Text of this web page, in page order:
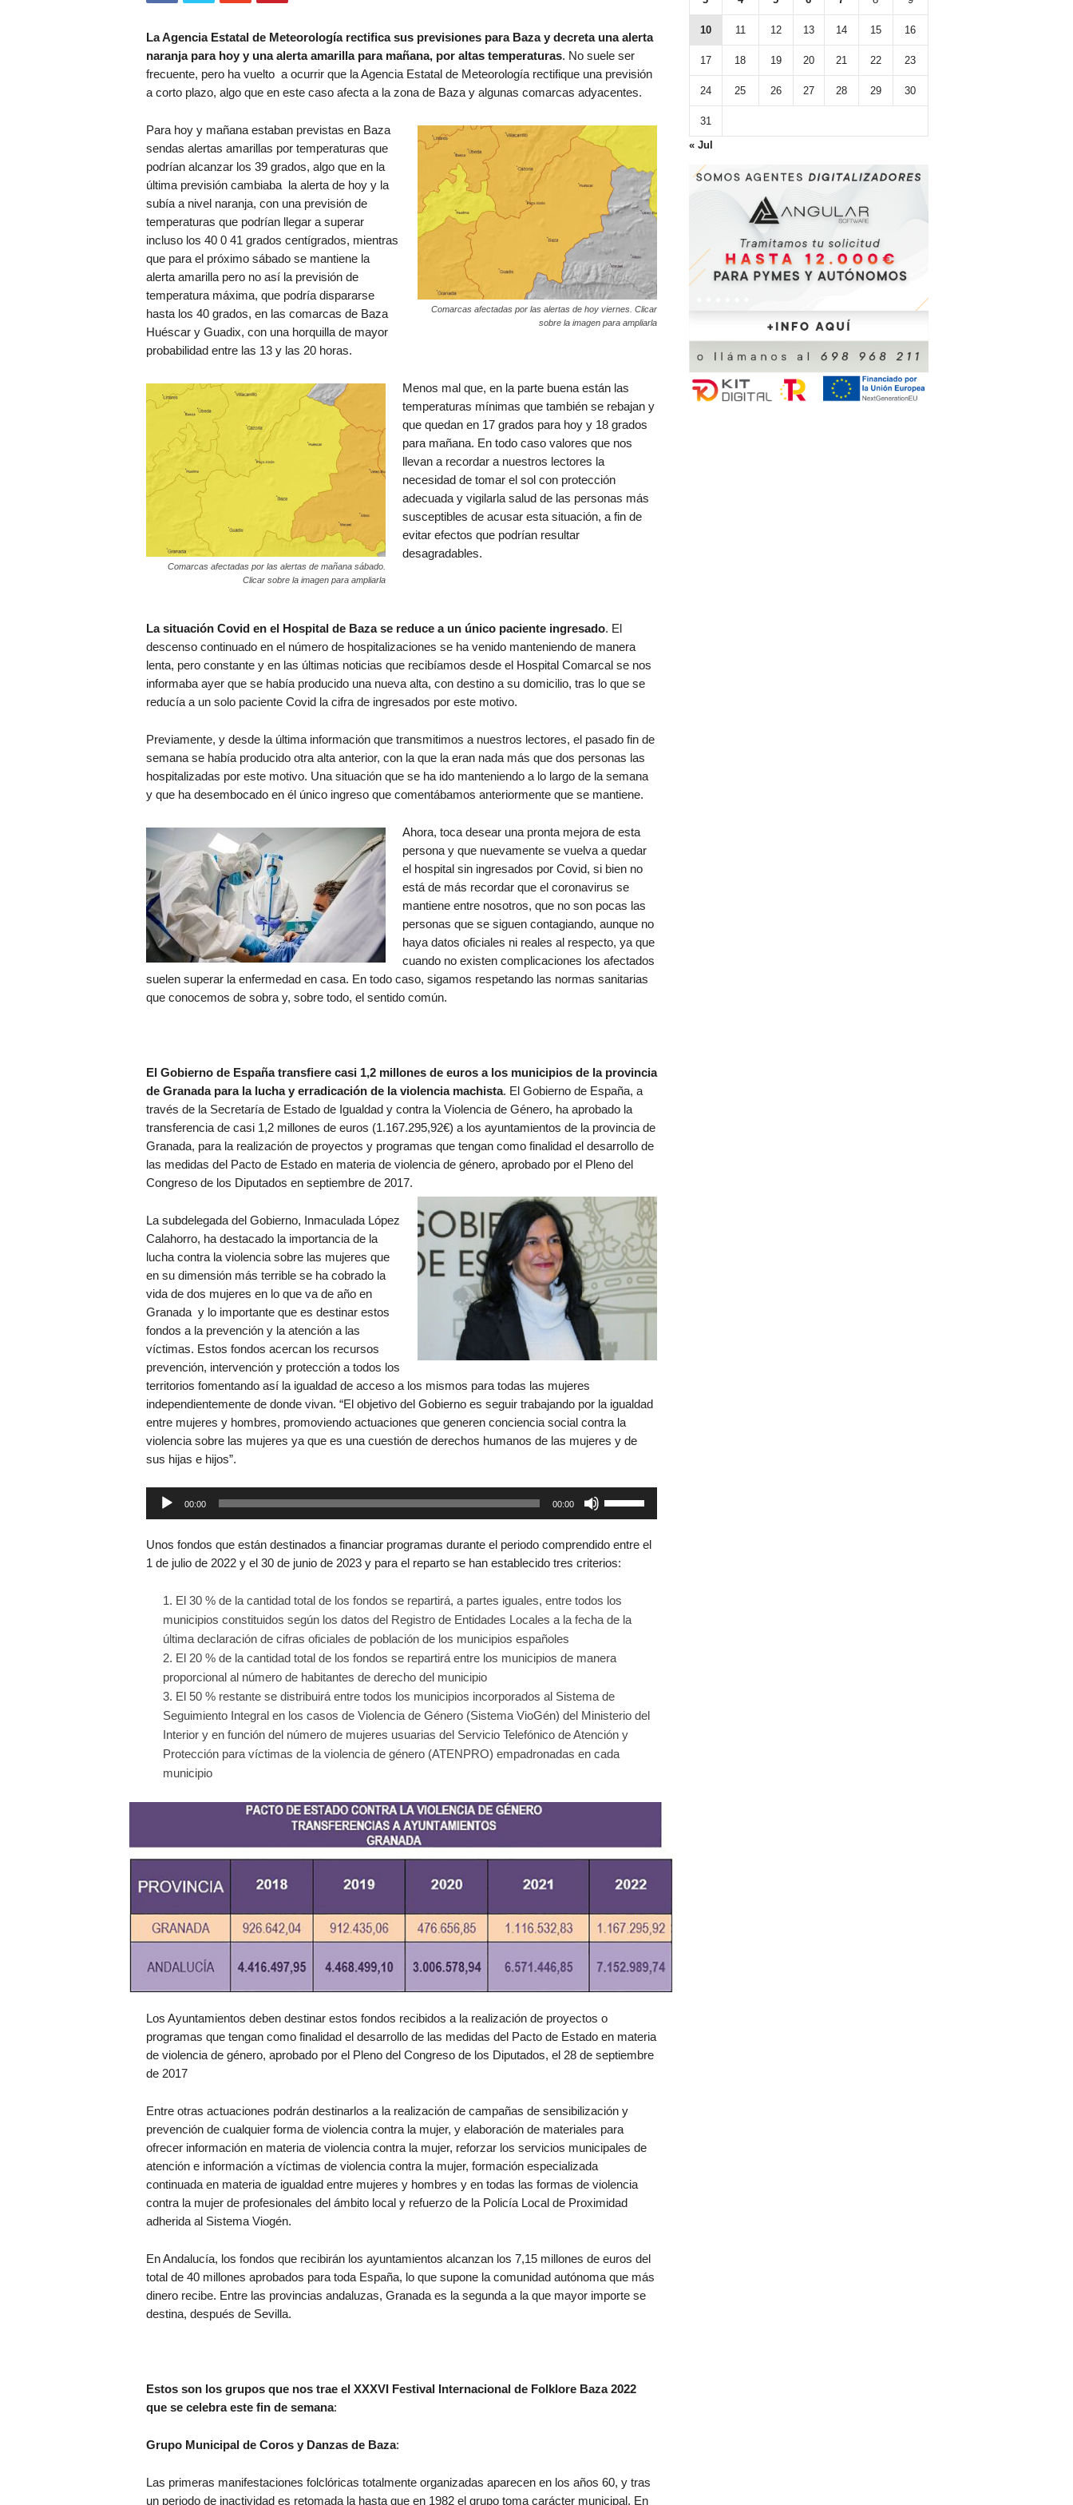
La Agencia Estatal de Meteorología rectifica sus previsiones para Baza y decreta una alerta
naranja para hoy y una alerta amarilla para mañana, por altas temperaturas. No suele ser
frecuente, pero ha vuelto a ocurrir que la Agencia Estatal de Meteorología rectifique una previsión
a corto plazo, algo que en este caso afecta a la zona de Baza y algunas comarcas adyacentes.
Comarcas afectadas por las alertas de hoy viernes. Clicar
sobre la imagen para ampliarla
Para hoy y mañana estaban previstas en Baza
sendas alertas amarillas por temperaturas que
podrían alcanzar los 39 grados, algo que en la
última previsión cambiaba la alerta de hoy y la
subía a nivel naranja, con una previsión de
temperaturas que podrían llegar a superar
incluso los 40 0 41 grados centígrados, mientras
que para el próximo sábado se mantiene la
alerta amarilla pero no así la previsión de
temperatura máxima, que podría dispararse
hasta los 40 grados, en las comarcas de Baza
Huéscar y Guadix, con una horquilla de mayor
probabilidad entre las 13 y las 20 horas.
Comarcas afectadas por las alertas de mañana sábado.
Clicar sobre la imagen para ampliarla
Menos mal que, en la parte buena están las
temperaturas mínimas que también se rebajan y
que quedan en 17 grados para hoy y 18 grados
para mañana. En todo caso valores que nos
llevan a recordar a nuestros lectores la
necesidad de tomar el sol con protección
adecuada y vigilarla salud de las personas más
susceptibles de acusar esta situación, a fin de
evitar efectos que podrían resultar
desagradables.
La situación Covid en el Hospital de Baza se reduce a un único paciente ingresado. El
descenso continuado en el número de hospitalizaciones se ha venido manteniendo de manera
lenta, pero constante y en las últimas noticias que recibíamos desde el Hospital Comarcal se nos
informaba ayer que se había producido una nueva alta, con destino a su domicilio, tras lo que se
reducía a un solo paciente Covid la cifra de ingresados por este motivo.
Previamente, y desde la última información que transmitimos a nuestros lectores, el pasado fin de
semana se había producido otra alta anterior, con la que la eran nada más que dos personas las
hospitalizadas por este motivo. Una situación que se ha ido manteniendo a lo largo de la semana
y que ha desembocado en él único ingreso que comentábamos anteriormente que se mantiene.
Ahora, toca desear una pronta mejora de esta
persona y que nuevamente se vuelva a quedar
el hospital sin ingresados por Covid, si bien no
está de más recordar que el coronavirus se
mantiene entre nosotros, que no son pocas las
personas que se siguen contagiando, aunque no
haya datos oficiales ni reales al respecto, ya que
cuando no existen complicaciones los afectados
suelen superar la enfermedad en casa. En todo caso, sigamos respetando las normas sanitarias
que conocemos de sobra y, sobre todo, el sentido común.
El Gobierno de España transfiere casi 1,2 millones de euros a los municipios de la provincia
de Granada para la lucha y erradicación de la violencia machista. El Gobierno de España, a
través de la Secretaría de Estado de Igualdad y contra la Violencia de Género, ha aprobado la
transferencia de casi 1,2 millones de euros (1.167.295,92€) a los ayuntamientos de la provincia de
Granada, para la realización de proyectos y programas que tengan como finalidad el desarrollo de
las medidas del Pacto de Estado en materia de violencia de género, aprobado por el Pleno del
Congreso de los Diputados en septiembre de 2017.
La subdelegada del Gobierno, Inmaculada López
Calahorro, ha destacado la importancia de la
lucha contra la violencia sobre las mujeres que
en su dimensión más terrible se ha cobrado la
vida de dos mujeres en lo que va de año en
Granada y lo importante que es destinar estos
fondos a la prevención y la atención a las
víctimas. Estos fondos acercan los recursos
prevención, intervención y protección a todos los
territorios fomentando así la igualdad de acceso a los mismos para todas las mujeres
independientemente de donde vivan. “El objetivo del Gobierno es seguir trabajando por la igualdad
entre mujeres y hombres, promoviendo actuaciones que generen conciencia social contra la
violencia sobre las mujeres ya que es una cuestión de derechos humanos de las mujeres y de
sus hijas e hijos”.
Reproductor
00:00 00:00
de
flecha
para
aumentar
disminuir
volumen.
Unos fondos que están destinados a financiar programas durante el periodo comprendido entre el
1 de julio de 2022 y el 30 de junio de 2023 y para el reparto se han establecido tres criterios:
El 30 % de la cantidad total de los fondos se repartirá, a partes iguales, entre todos los
municipios constituidos según los datos del Registro de Entidades Locales a la fecha de la
última declaración de cifras oficiales de población de los municipios españoles
El 20 % de la cantidad total de los fondos se repartirá entre los municipios de manera
proporcional al número de habitantes de derecho del municipio
El 50 % restante se distribuirá entre todos los municipios incorporados al Sistema de
Seguimiento Integral en los casos de Violencia de Género (Sistema VioGén) del Ministerio del
Interior y en función del número de mujeres usuarias del Servicio Telefónico de Atención y
Protección para víctimas de la violencia de género (ATENPRO) empadronadas en cada
municipio
Los Ayuntamientos deben destinar estos fondos recibidos a la realización de proyectos o
programas que tengan como finalidad el desarrollo de las medidas del Pacto de Estado en materia
de violencia de género, aprobado por el Pleno del Congreso de los Diputados, el 28 de septiembre
de 2017
Entre otras actuaciones podrán destinarlos a la realización de campañas de sensibilización y
prevención de cualquier forma de violencia contra la mujer, y elaboración de materiales para
ofrecer información en materia de violencia contra la mujer, reforzar los servicios municipales de
atención e información a víctimas de violencia contra la mujer, formación especializada
continuada en materia de igualdad entre mujeres y hombres y en todas las formas de violencia
contra la mujer de profesionales del ámbito local y refuerzo de la Policía Local de Proximidad
adherida al Sistema Viogén.
En Andalucía, los fondos que recibirán los ayuntamientos alcanzan los 7,15 millones de euros del
total de 40 millones aprobados para toda España, lo que supone la comunidad autónoma que más
dinero recibe. Entre las provincias andaluzas, Granada es la segunda a la que mayor importe se
destina, después de Sevilla.
Estos son los grupos que nos trae el XXXVI Festival Internacional de Folklore Baza 2022
que se celebra este fin de semana:
Grupo Municipal de Coros y Danzas de Baza:
Las primeras manifestaciones folclóricas totalmente organizadas aparecen en los años 60, y tras
un periodo de inactividad es retomada la hasta que en 1982 el grupo toma carácter municipal. En
10 11 12 13 14 15 16
17 18 19 20 21 22 23
24 25 26 27 28 29 30
31
« Jul